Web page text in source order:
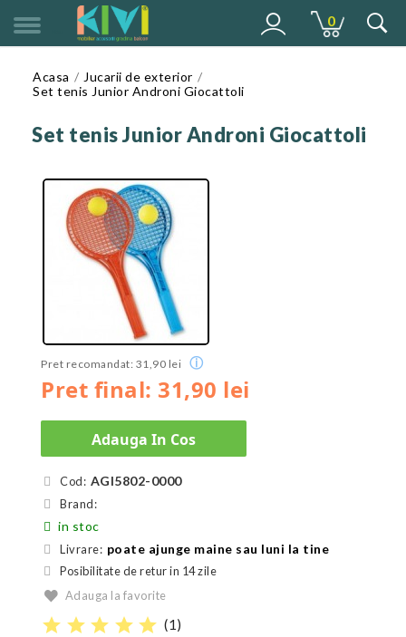
0
Acasa
Jucarii de exterior
Set tenis Junior Androni Giocattoli
Set tenis Junior Androni Giocattoli
Pret final: 31,90 lei
Pret recomandat: 31,90 lei ⓘ
Adauga In Cos
Cod: AGI5802-0000
Brand:
in stoc
Livrare: poate ajunge maine sau luni la tine
Posibilitate de retur in 14 zile
Adauga la favorite
star star star star star (1)